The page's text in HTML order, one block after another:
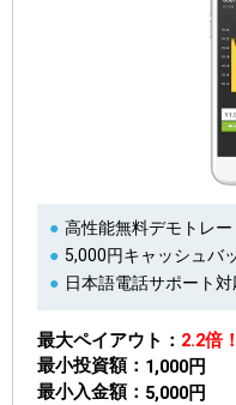
高性能無料デモトレー
5,000円キャッシュバ
日本語電話サポート対
最大ペイアウト
2.2倍！
最小投資額
1,000円
最小入金額
5,000円